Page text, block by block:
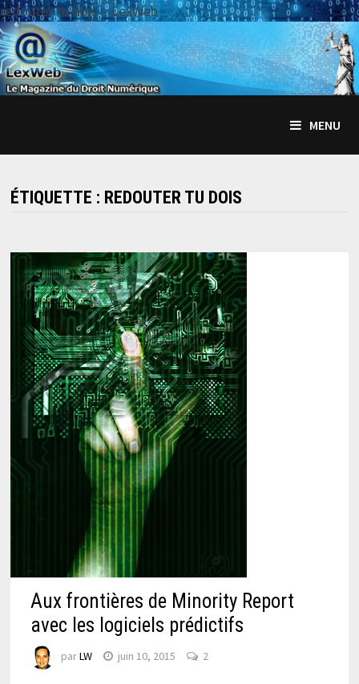
redouter tu dois – LexWeb
Passer
au
contenu
MENU
ÉTIQUETTE : REDOUTER TU DOIS
Aux frontières de Minority Report
avec les logiciels prédictifs
parLW juin 10, 2015 2